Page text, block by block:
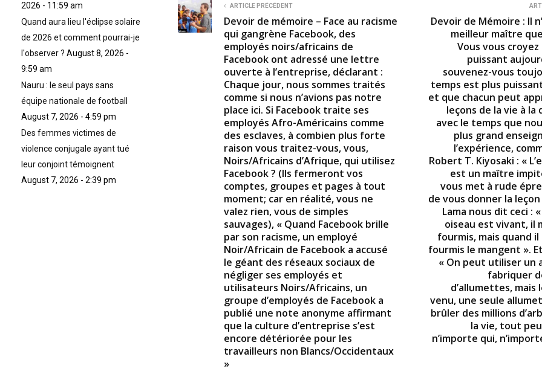
1
1
m
i
ARTICLE PRÉCÉDENT
Devoir de mémoire – Face au racisme
qui gangrène Facebook, des
employés noirs/africains de
Facebook ont adressé une lettre
ouverte à l’entreprise, déclarant :
Chaque jour, nous sommes traités
comme si nous n’avions pas notre
place ici. Si Facebook traite ses
employés Afro-Américains comme
des esclaves, à combien plus forte
raison vous traitez-vous, vous,
Noirs/Africains d’Afrique, qui utilisez
Facebook ? (Ils fermeront vos
comptes, groupes et pages à tout
moment; car en réalité, vous ne
valez rien, vous de simples
sauvages), « Quand Facebook brille
par son racisme, un employé
Noir/Africain de Facebook a accusé
le géant des réseaux sociaux de
négliger ses employés et
utilisateurs Noirs/Africains, un
groupe d’employés de Facebook a
publié une note anonyme affirmant
que la culture d’entreprise s’est
encore détériorée pour les
travailleurs non Blancs/Occidentaux
»
Devoir de Mémoire : Il
meilleur maître
Vous vous
puissant
souvenez-vous
temps est plus
et que chacun peut
leçons de la vie à la
avec le temps que
plus grand
l’expérience,
Robert T. Kiyosaki : «
est un maître
vous met à rude
de vous donner la leçon
Lama nous dit ceci :
oiseau est vivant, il
fourmis, mais quand
fourmis le mangent ».
« On peut utiliser un
fabriquer
d’allumettes, mais
venu, une seule
brûler des millions
la vie, tout
n’importe qui,
2026 - 11:59 am
Quand aura lieu l'éclipse solaire
de 2026 et comment pourrai-je
l'observer ? August 8, 2026 -
9:59 am
Nauru : le seul pays sans
équipe nationale de football
August 7, 2026 - 4:59 pm
Des femmes victimes de
violence conjugale ayant tué
leur conjoint témoignent
August 7, 2026 - 2:39 pm